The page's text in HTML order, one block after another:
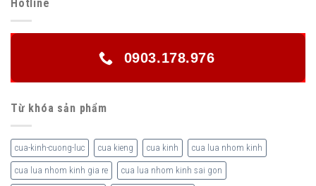
Hotline
0903.178.976
Từ khóa sản phẩm
cua-kinh-cuong-luc cua kieng cua kinh cua lua nhom kinh
cua lua nhom kinh gia re cua lua nhom kinh sai gon